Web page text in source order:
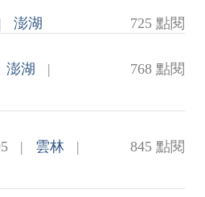
| 澎湖
725 點閱
澎湖 768 點閱
|
| 雲林 845 點閱
|